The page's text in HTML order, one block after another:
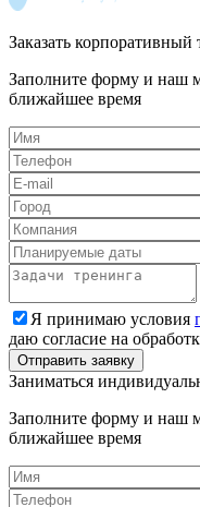
Заказать корпоративный
Заполните форму и наш
ближайшее время
Я принимаю условия
даю согласие на
Заниматься
Заполните форму и наш
ближайшее время